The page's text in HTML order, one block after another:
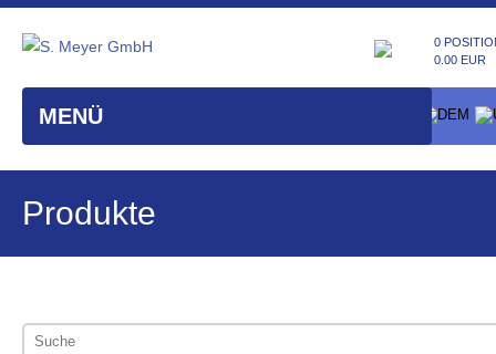
MENÜ
0
0.00 EUR
Produkte